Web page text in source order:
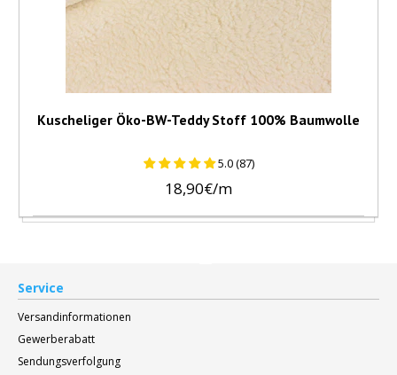
Kuscheliger Öko-BW-Teddy Stoff 100% Baumwolle
5.0 (87)
18,90€/m
Service
Versandinformationen
Gewerberabatt
Sendungsverfolgung